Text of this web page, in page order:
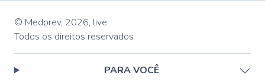
© Medprev, 2026, live
Todos os direitos reservados
PARA VOCÊ